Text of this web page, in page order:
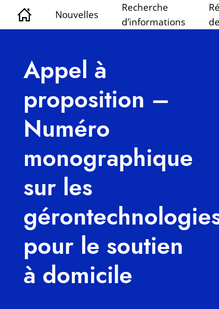
Nouvelles
Recherche
d’informations
Appel à
proposition –
Numéro
monographique
sur les
pour le soutien
à domicile